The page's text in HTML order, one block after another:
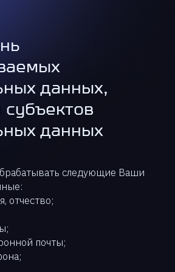
данных,
субъектов
данных
следующие Ваши
отчество;
почты;